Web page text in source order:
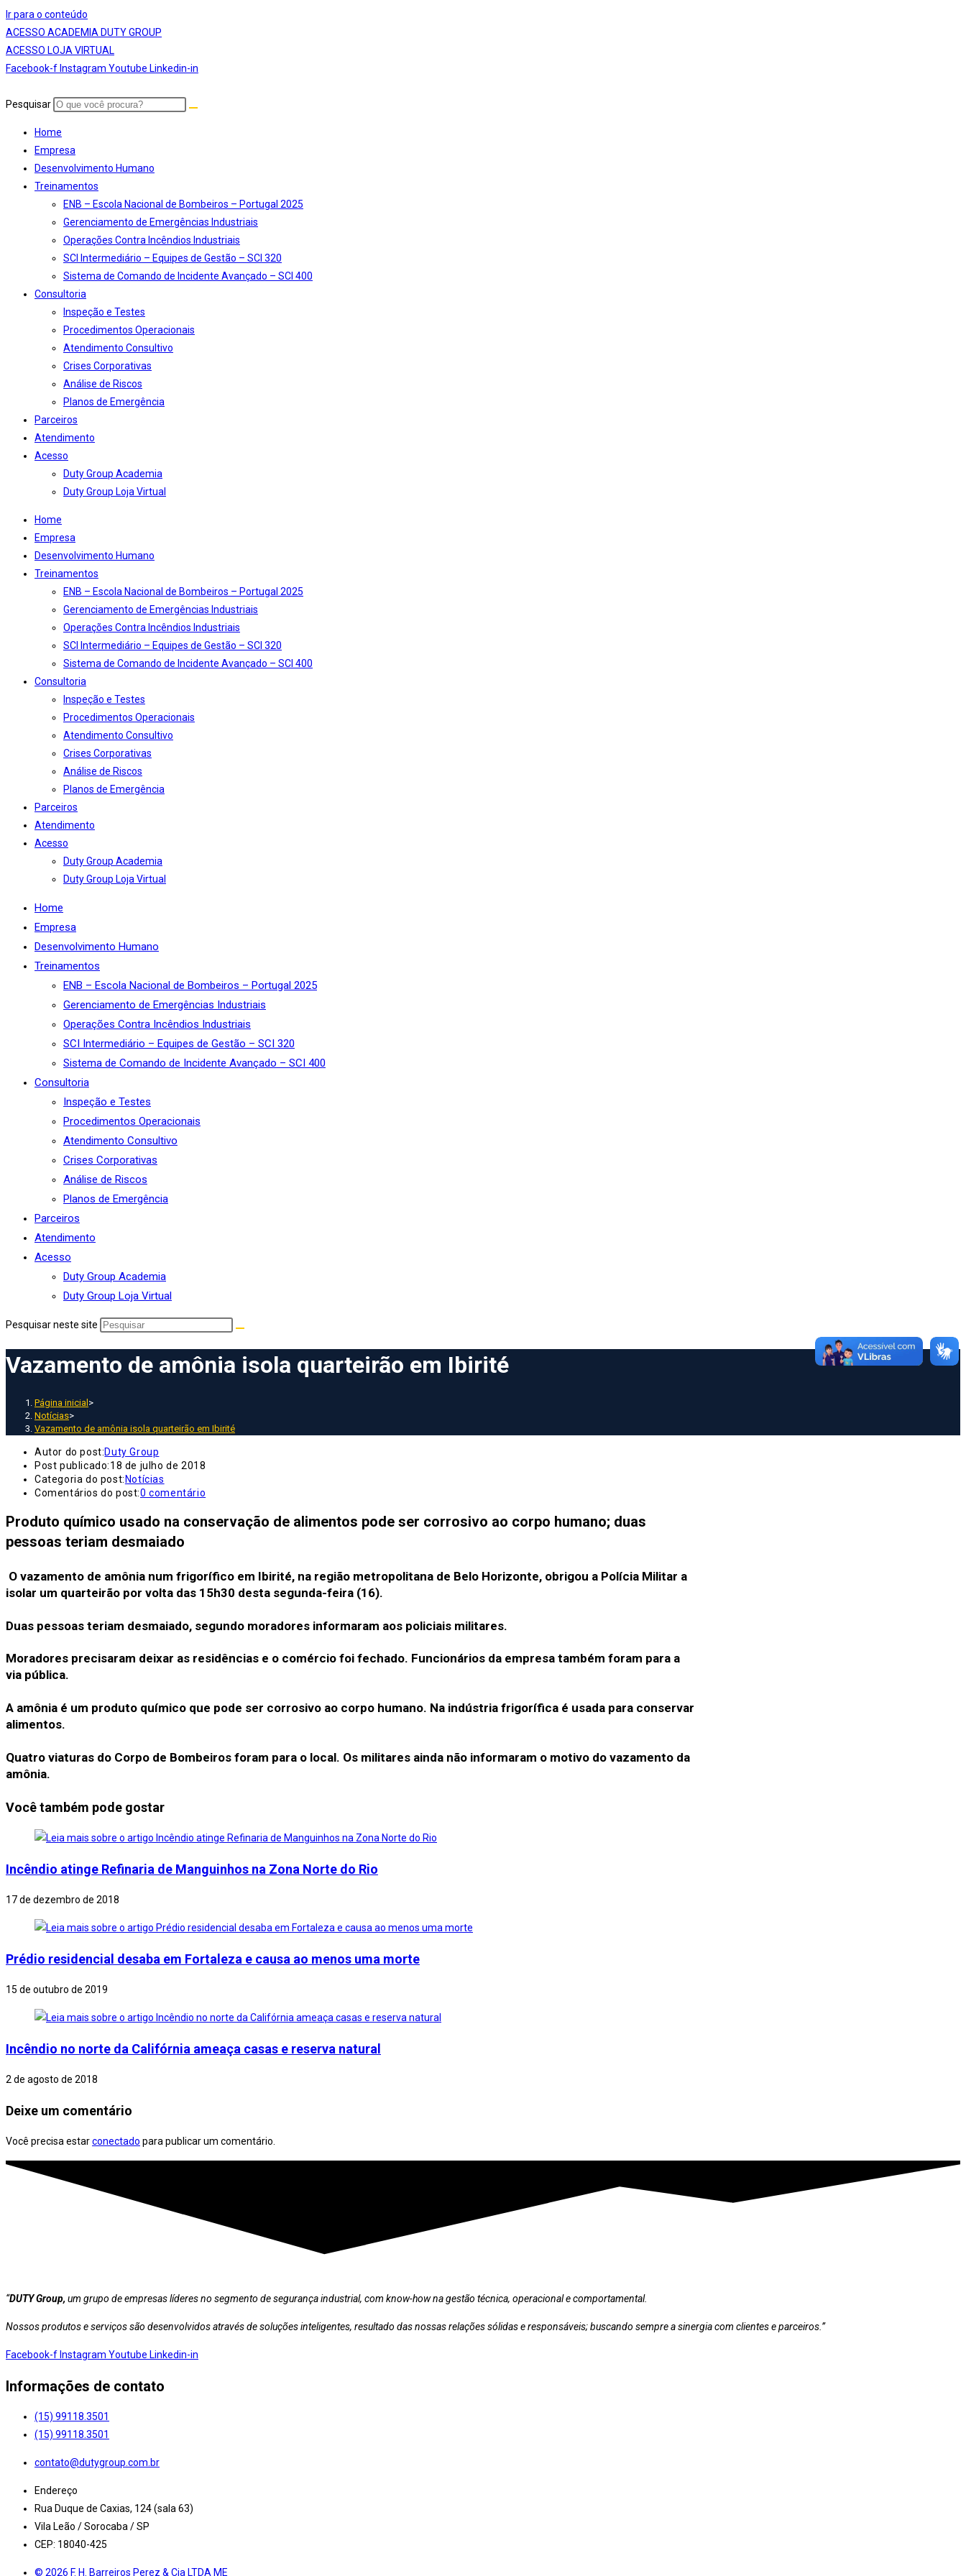
Ir para o conteúdo
ACESSO ACADEMIA DUTY GROUP
ACESSO LOJA VIRTUAL
Facebook-f Instagram Youtube Linkedin-in
Pesquisar
Home
Empresa
Desenvolvimento Humano
Treinamentos
ENB – Escola Nacional de Bombeiros – Portugal 2025
Gerenciamento de Emergências Industriais
Operações Contra Incêndios Industriais
SCI Intermediário – Equipes de Gestão – SCI 320
Sistema de Comando de Incidente Avançado – SCI 400
Consultoria
Inspeção e Testes
Procedimentos Operacionais
Atendimento Consultivo
Crises Corporativas
Análise de Riscos
Planos de Emergência
Parceiros
Atendimento
Acesso
Duty Group Academia
Duty Group Loja Virtual
Home
Empresa
Desenvolvimento Humano
Treinamentos
ENB – Escola Nacional de Bombeiros – Portugal 2025
Gerenciamento de Emergências Industriais
Operações Contra Incêndios Industriais
SCI Intermediário – Equipes de Gestão – SCI 320
Sistema de Comando de Incidente Avançado – SCI 400
Consultoria
Inspeção e Testes
Procedimentos Operacionais
Atendimento Consultivo
Crises Corporativas
Análise de Riscos
Planos de Emergência
Parceiros
Atendimento
Acesso
Duty Group Academia
Duty Group Loja Virtual
Home
Empresa
Desenvolvimento Humano
Treinamentos
ENB – Escola Nacional de Bombeiros – Portugal 2025
Gerenciamento de Emergências Industriais
Operações Contra Incêndios Industriais
SCI Intermediário – Equipes de Gestão – SCI 320
Sistema de Comando de Incidente Avançado – SCI 400
Consultoria
Inspeção e Testes
Procedimentos Operacionais
Atendimento Consultivo
Crises Corporativas
Análise de Riscos
Planos de Emergência
Parceiros
Atendimento
Acesso
Duty Group Academia
Duty Group Loja Virtual
Pesquisar neste site
Vazamento de amônia isola quarteirão em Ibirité
Página inicial >
Notícias>
Vazamento de amônia isola quarteirão em Ibirité
Autor do post:Duty Group
Post publicado:18 de julho de 2018
Categoria do post: Notícias
Comentários do post:0 comentário
Produto químico usado na conservação de alimentos pode ser corrosivo ao corpo humano; duas
pessoas teriam desmaiado
O vazamento de amônia num frigorífico em Ibirité, na região metropolitana de Belo Horizonte, obrigou a Polícia Militar a
isolar um quarteirão por volta das 15h30 desta segunda-feira (16).
Duas pessoas teriam desmaiado, segundo moradores informaram aos policiais militares.
Moradores precisaram deixar as residências e o comércio foi fechado. Funcionários da empresa também foram para a
via pública.
A amônia é um produto químico que pode ser corrosivo ao corpo humano. Na indústria frigorífica é usada para conservar
alimentos.
Quatro viaturas do Corpo de Bombeiros foram para o local. Os militares ainda não informaram o motivo do vazamento da
amônia.
Você também pode gostar
Incêndio atinge Refinaria de Manguinhos na Zona Norte do Rio
17 de dezembro de 2018
Prédio residencial desaba em Fortaleza e causa ao menos uma morte
15 de outubro de 2019
Incêndio no norte da Califórnia ameaça casas e reserva natural
2 de agosto de 2018
Deixe um comentário
Você precisa estarconectado para publicar um comentário.
“DUTY Group, um grupo de empresas líderes no segmento de segurança industrial, com know-how na gestão técnica, operacional e comportamental.
Nossos produtos e serviços são desenvolvidos através de soluções inteligentes, resultado das nossas relações sólidas e responsáveis; buscando sempre a sinergia com clientes e parceiros.”
Facebook-f Instagram Youtube Linkedin-in
Informações de contato
(15) 99118.3501
(15) 99118.3501
contato@dutygroup.com.br
Endereço
Rua Duque de Caxias, 124 (sala 63)
Vila Leão / Sorocaba / SP
CEP: 18040-425
© 2026 F. H. Barreiros Perez & Cia LTDA ME